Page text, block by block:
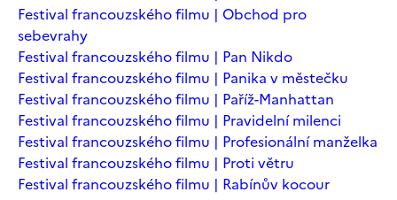
Festival francouzského filmu | Obchod pro
sebevrahy
Festival francouzského filmu | Pan Nikdo
Festival francouzského filmu | Panika v městečku
Festival francouzského filmu | Paříž-Manhattan
Festival francouzského filmu | Pravidelní milenci
Festival francouzského filmu | Profesionální manželka
Festival francouzského filmu | Proti větru
Festival francouzského filmu | Rabínův kocour